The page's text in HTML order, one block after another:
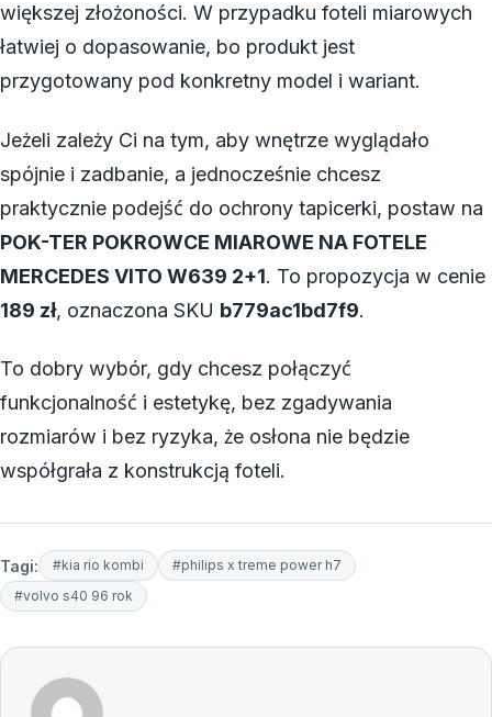
większej złożoności. W przypadku foteli miarowych
łatwiej o dopasowanie, bo produkt jest
przygotowany pod konkretny model i wariant.
Jeżeli zależy Ci na tym, aby wnętrze wyglądało
spójnie i zadbanie, a jednocześnie chcesz
praktycznie podejść do ochrony tapicerki, postaw na
POK-TER POKROWCE MIAROWE NA FOTELE
MERCEDES VITO W639 2+1. To propozycja w cenie
189 zł, oznaczona SKU b779ac1bd7f9.
To dobry wybór, gdy chcesz połączyć
funkcjonalność i estetykę, bez zgadywania
rozmiarów i bez ryzyka, że osłona nie będzie
współgrała z konstrukcją foteli.
Tagi: #kia rio kombi
#philips x treme power h7
#volvo s40 96 rok